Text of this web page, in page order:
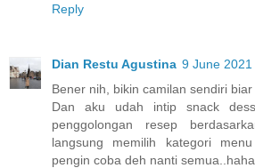
Reply
Dian Restu Agustina 9 June
Bener nih, bikin camilan sendiri
Dan aku udah intip snack
penggolongan resep
langsung memilih kategori
pengin coba deh nanti